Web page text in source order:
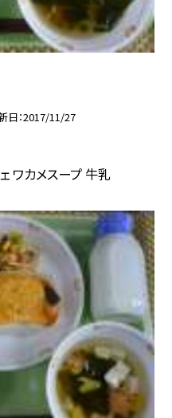
日 2017/11/27
ワカメスープ 牛乳